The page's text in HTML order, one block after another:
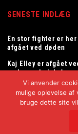
SENESTE INDLÆG
En stor fighter er
afgået ved døden
Kaj Elley er afgået
en legendarisk
Tommy
Vi anvender
mulige oplevelse
bruge dette site